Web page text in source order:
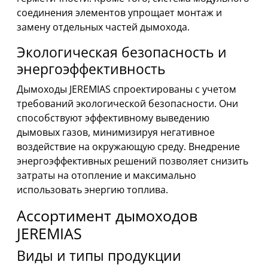
соединения элементов упрощает монтаж и
замену отдельных частей дымохода.
Экологическая безопасность и
энергоэффективность
Дымоходы JEREMIAS спроектированы с учетом
требований экологической безопасности. Они
способствуют эффективному выведению
дымовых газов, минимизируя негативное
воздействие на окружающую среду. Внедрение
энергоэффективных решений позволяет снизить
затраты на отопление и максимально
использовать энергию топлива.
Ассортимент дымоходов
JEREMIAS
Виды и типы продукции